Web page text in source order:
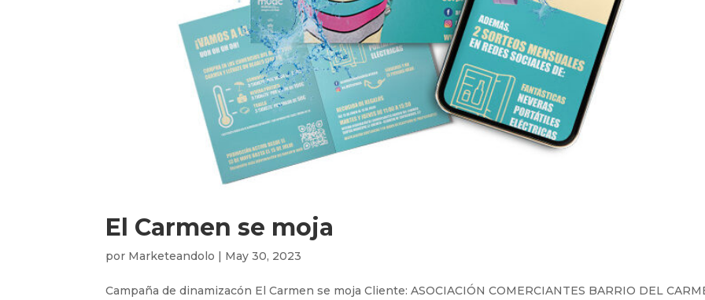
El Carmen se moja
por Marketeandolo | May 30, 2023
Campaña de dinamizacón El Carmen se moja Cliente: ASOCIACIÓN COMERCIANTES BARRIO DEL